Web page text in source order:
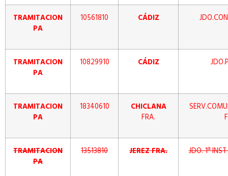
TRAMITACION
PA
10561810 CÁDIZ
TRAMITACION
PA
10829910 CÁDIZ
TRAMITACION
PA
18340610
CHICLANA
FRA.
TRAMITACION
PA
13513810 JEREZ FRA. JDO. 1ª